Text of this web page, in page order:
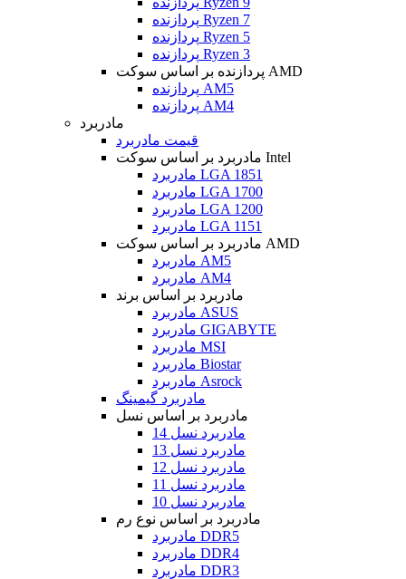
پردازنده Ryzen 7
پردازنده Ryzen 5
پردازنده Ryzen 3
پردازنده بر اساس سوکت AMD
پردازنده AM5
پردازنده AM4
مادربرد
قیمت مادربرد
مادربرد بر اساس سوکت Intel
مادربرد LGA 1851
مادربرد LGA 1700
مادربرد LGA 1200
مادربرد LGA 1151
مادربرد بر اساس سوکت AMD
مادربرد AM5
مادربرد AM4
مادربرد بر اساس برند
مادربرد ASUS
مادربرد GIGABYTE
مادربرد MSI
مادربرد Biostar
مادربرد Asrock
مادربرد گیمینگ
مادربرد بر اساس نسل
مادربرد نسل 14
مادربرد نسل 13
مادربرد نسل 12
مادربرد نسل 11
مادربرد نسل 10
مادربرد بر اساس نوع رم
مادربرد DDR5
مادربرد DDR4
مادربرد DDR3